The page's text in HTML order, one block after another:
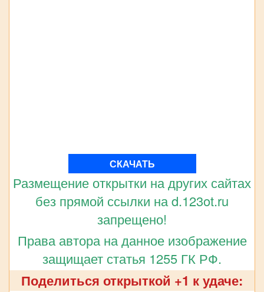
СКАЧАТЬ
Размещение открытки на других сайтах
без прямой ссылки на d.123ot.ru
запрещено!
Права автора на данное изображение
защищает статья 1255 ГК РФ.
Поделиться открыткой +1 к удаче: